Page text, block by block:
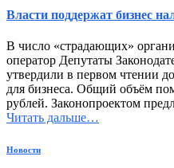
Власти поддержат бизнес
В число «страдающих»
оператор Депутаты
утвердили в первом чтении
для бизнеса. Общий объём
рублей. Законопроектом
Читать дальше…
Новости